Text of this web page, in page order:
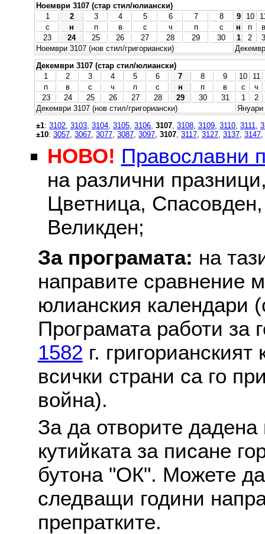
Ноември 3107 (стар стил/юлиански)
1
2 3 4 5 6 7 8 9 10
с
н п в с ч п с н п
в
23
24 25 26 27 28 29 30 1 2
3
Ноември 3107 (нов стил/григориански)
Декември 3107 (стар стил/юлиански)
1
2 3 4 5 6 7 8 9 10
11
п
в с ч п с н п в с
ч
23
24 25 26 27 28 29 30 31 1
2
Декември 3107 (нов стил/григориански)
Януари
±1: 3102 3103 3104 3105 3106 3107 3108 3109 3110 3111
±10: 3057 3067 3077 3087 3097 3107 3117 3127 3137 3147
НОВО! Православни
на различни
Цветница, Спасовден,
Великден;
За програмата: на
направите сравнение
юлианския календари
Програмата работи за
1582 г.
всички страни са го
война).
За да отворите
кутийката за писане
бутона "ОК". Можете
следващи години
препратките.